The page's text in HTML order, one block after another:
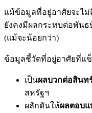
แม้ข้อมูลที่อยู่อาศัยจะไ
ยังคงมีผลกระทบต่อพันธ
(แม้จะน้อยกว่า)
ข้อมูลชี้วัดที่อยู่อาศัยที่แข็
เป็นผลบวกต่อสินท
สหรัฐฯ
ผลักดันให้ผลตอบ